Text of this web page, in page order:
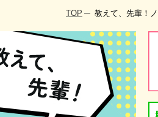
TOP 教えて、先輩！